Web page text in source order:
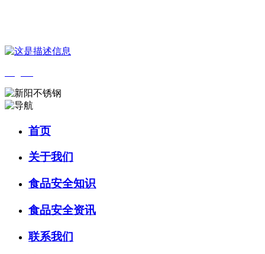
首页
关于我们
食品安全知识
食品安全资讯
联系我们